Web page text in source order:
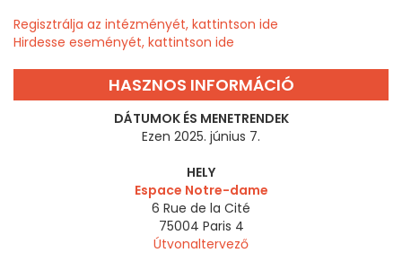
Regisztrálja az intézményét, kattintson ide
Hirdesse eseményét, kattintson ide
HASZNOS INFORMÁCIÓ
DÁTUMOK ÉS MENETRENDEK
Ezen 2025. június 7.
HELY
Espace Notre-dame
6 Rue de la Cité
75004 Paris 4
Útvonaltervező